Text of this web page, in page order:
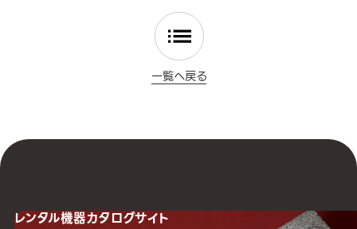
一覧へ戻る
レンタル機器カタログサイト